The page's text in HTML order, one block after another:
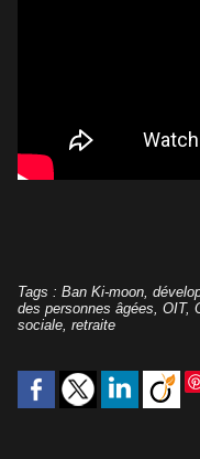
Tags : Ban Ki-moon
des personnes âgées OIT,
sociale retraite